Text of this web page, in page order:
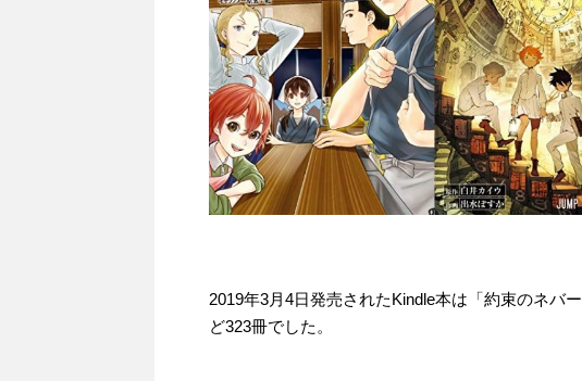
2019年3月4日発売されたKindle本は「約束のネバ
ど323冊でした。